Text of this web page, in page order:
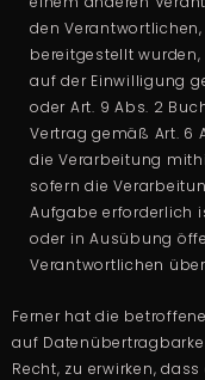
den
bereitgestellt
auf der Einwilligung
oder Art. 9 Abs. 2
Vertrag gemäß Art. 6
die Verarbeitung
sofern die
Aufgabe erforderlich
oder in Ausübung
Verantwortlichen
Ferner hat die
auf
Recht, zu erwirken,